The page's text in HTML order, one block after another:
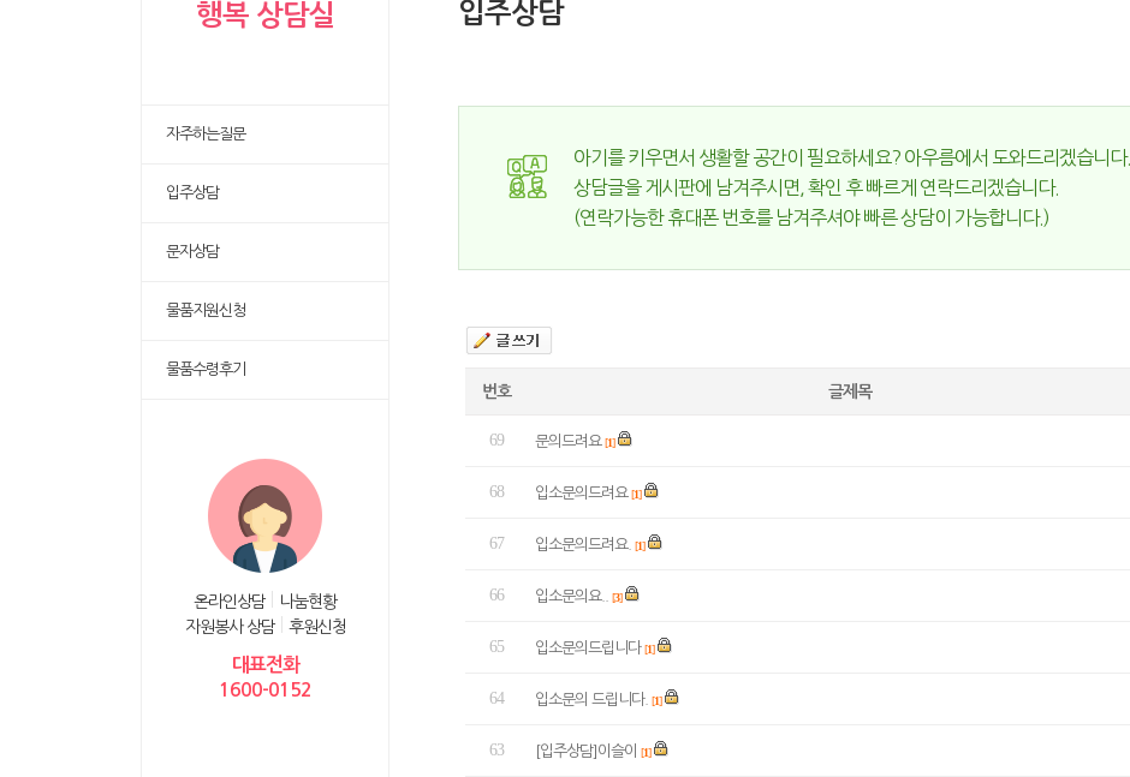
행복 상담실
자주하는질문
입주상담
문자상담
물품지원신청
물품수령후기
온라인상담
나눔현황
자원봉사 상담
후원신청
대표전화
1600-0152
입주상담
아기를 키우면서 생활할 공간이 필요하세요? 아우름에서 도와드리겠습니다.
상담글을 게시판에 남겨주시면, 확인 후 빠르게 연락드리겠습니다.
(연락가능한 휴대폰 번호를 남겨주셔야 빠른 상담이 가능합니다.)
번호 글제목
69 문의드려요 [1]
68 입소문의드려요 [1]
67 입소문의드려요. [1]
66 입소문의요.. [3]
65 입소문의드립니다 [1]
64 입소문의 드립니다. [1]
63 [입주상담]이슬이 [1]